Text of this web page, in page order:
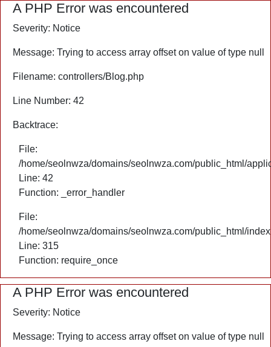
A PHP Error was encountered
Severity: Notice
Message: Trying to access array offset on value of type null
Filename: controllers/Blog.php
Line Number: 42
Backtrace:
File:
/home/seolnwza/domains/seolnwza.com/public_html/
Line: 42
Function: _error_handler
File:
/home/seolnwza/domains/seolnwza.com/public_html/
Line: 315
Function: require_once
A PHP Error was encountered
Severity: Notice
Message: Trying to access array offset on value of type null